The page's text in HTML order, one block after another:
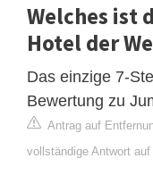
Welches ist
Hotel der
Das einzige 7-
Bewertung zu
Antrag auf
vollständige Antwort